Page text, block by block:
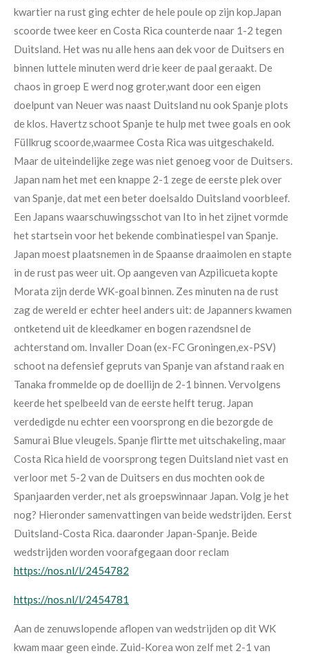
kwartier na rust ging echter de hele poule op zijn kop.Japan
scoorde twee keer en Costa Rica counterde naar 1-2 tegen
Duitsland. Het was nu alle hens aan dek voor de Duitsers en
binnen luttele minuten werd drie keer de paal geraakt. De
chaos in groep E werd nog groter,want door een eigen
doelpunt van Neuer was naast Duitsland nu ook Spanje plots
de klos. Havertz schoot Spanje te hulp met twee goals en ook
Füllkrug scoorde,waarmee Costa Rica was uitgeschakeld.
Maar de uiteindelijke zege was niet genoeg voor de Duitsers.
Japan nam het met een knappe 2-1 zege de eerste plek over
van Spanje, dat met een beter doelsaldo Duitsland voorbleef.
Een Japans waarschuwingsschot van Ito in het zijnet vormde
het startsein voor het bekende combinatiespel van Spanje.
Japan moest plaatsnemen in de Spaanse draaimolen en stapte
in de rust pas weer uit. Op aangeven van Azpilicueta kopte
Morata zijn derde WK-goal binnen. Zes minuten na de rust
zag de wereld er echter heel anders uit: de Japanners kwamen
ontketend uit de kleedkamer en bogen razendsnel de
achterstand om. Invaller Doan (ex-FC Groningen,ex-PSV)
schoot na defensief gepruts van Spanje van afstand raak en
Tanaka frommelde op de doellijn de 2-1 binnen. Vervolgens
keerde het spelbeeld van de eerste helft terug. Japan
verdedigde nu echter een voorsprong en die bezorgde de
Samurai Blue vleugels. Spanje flirtte met uitschakeling, maar
Costa Rica hield de voorsprong tegen Duitsland niet vast en
verloor met 5-2 van de Duitsers en dus mochten ook de
Spanjaarden verder, net als groepswinnaar Japan. Volg je het
nog? Hieronder samenvattingen van beide wedstrijden. Eerst
Duitsland-Costa Rica. daaronder Japan-Spanje. Beide
wedstrijden worden voorafgegaan door reclam
https://nos.nl/l/2454782
https://nos.nl/l/2454781
Aan de zenuwslopende aflopen van wedstrijden op dit WK
kwam maar geen einde. Zuid-Korea won zelf met 2-1 van